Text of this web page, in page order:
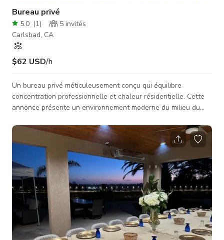
Bureau privé
5.0 (1) 5 invités
Carlsbad, CA
$62 USD/h
Un bureau privé méticuleusement conçu qui équilibre
concentration professionnelle et chaleur résidentielle. Cette
annonce présente un environnement moderne du milieu du
individu ou pour accueillir des consultations en face à face
ciblées. Bureau exécutif intime et espace de travail : Ancré par
un magnifique bureau exécutif minimaliste en bois naturel
pouvant accueillir jusqu'à trois personnes. Il comprend un reto